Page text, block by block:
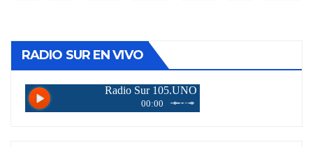
RADIO SUR EN VIVO